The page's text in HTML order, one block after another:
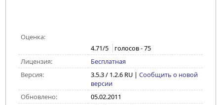
Оценка:
4.71/5 голосов -75
Лицензия:
Бесплатная
Версия:
3.5.3 / 1.2.6 RU| Сообщить о новой
версии
Обновлено:
05.02.2011